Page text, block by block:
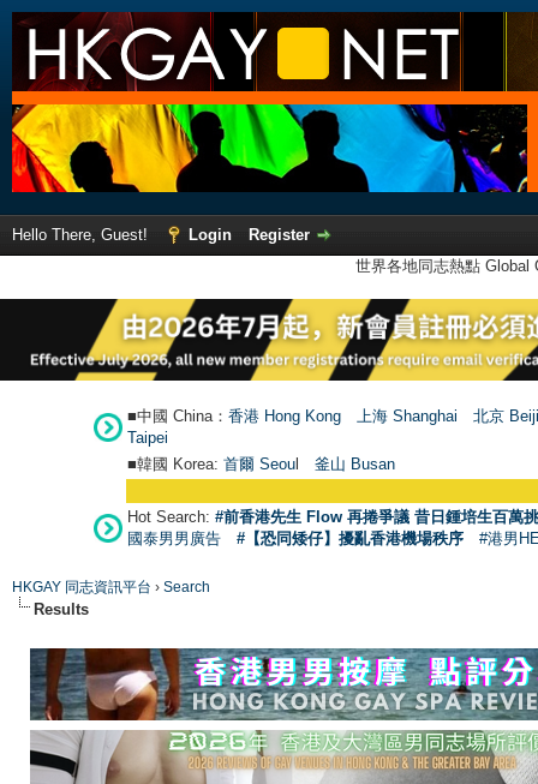
Hello There, Guest! Login
Register
世界各地同志熱點
■中國 China： 香港 Hong Kong 上海 Shanghai
北京
Taipei
■韓國 Korea: 首爾 Seoul 釜山 Busan
Hot Search: #前香港先生 Flow 再捲爭議 昔日鍾培生百萬
國泰男男廣告
#【恐同矮仔】擾亂香港機場秩序 #港男
HKGAY 同志資訊平台 › Search
Results